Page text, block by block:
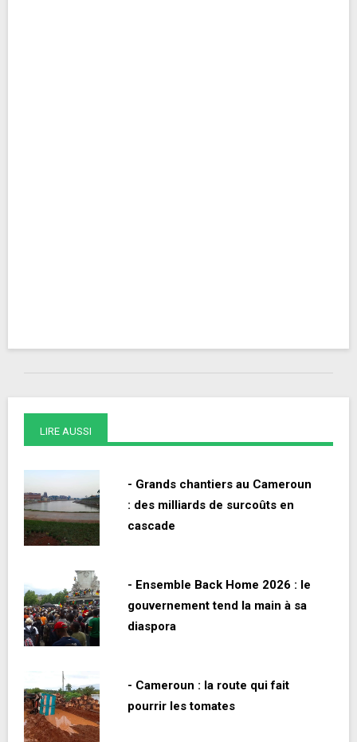
LIRE AUSSI
- Grands chantiers au Cameroun
: des milliards de surcoûts en
cascade
- Ensemble Back Home 2026 : le
gouvernement tend la main à sa
diaspora
- Cameroun : la route qui fait
pourrir les tomates